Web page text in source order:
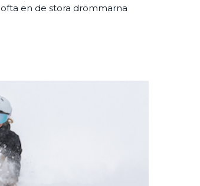
en de stora drömmarna